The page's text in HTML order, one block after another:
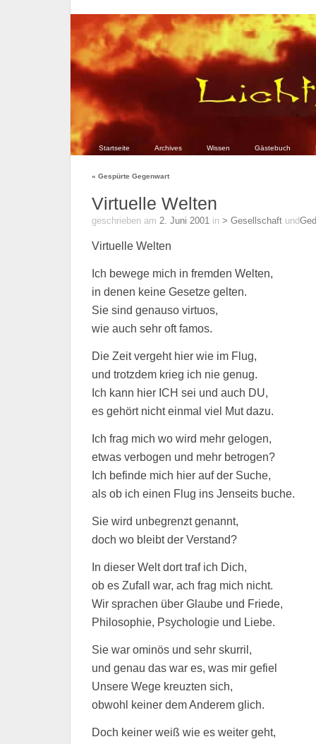
Startseite Archives Wissen Gästebuch
« Gespürte Gegenwart
Virtuelle Welten
geschrieben am 2. Juni 2001 in > Gesellschaft und
Virtuelle Welten
Ich bewege mich in fremden Welten,
in denen keine Gesetze gelten.
Sie sind genauso virtuos,
wie auch sehr oft famos.
Die Zeit vergeht hier wie im Flug,
und trotzdem krieg ich nie genug.
Ich kann hier ICH sei und auch DU,
es gehört nicht einmal viel Mut dazu.
Ich frag mich wo wird mehr gelogen,
etwas verbogen und mehr betrogen?
Ich befinde mich hier auf der Suche,
als ob ich einen Flug ins Jenseits buche.
Sie wird unbegrenzt genannt,
doch wo bleibt der Verstand?
In dieser Welt dort traf ich Dich,
ob es Zufall war, ach frag mich nicht.
Wir sprachen über Glaube und Friede,
Philosophie, Psychologie und Liebe.
Sie war ominös und sehr skurril,
und genau das war es, was mir gefiel
Unsere Wege kreuzten sich,
obwohl keiner dem Anderem glich.
Doch keiner weiß wie es weiter geht,